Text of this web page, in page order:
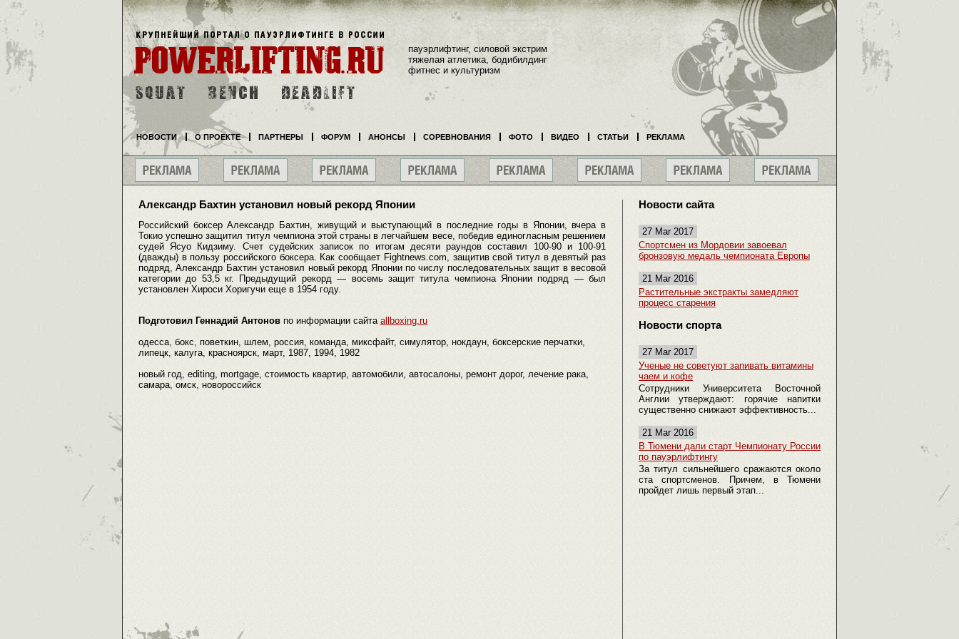
Александр Бахтин установил новый рекорд Японии
Российский боксер Александр Бахтин, живущий и выступающий в последние годы в Японии, вчера в
Токио успешно защитил титул чемпиона этой страны в легчайшем весе, победив единогласным решением
судей Ясуо Кидзиму. Счет судейских записок по итогам десяти раундов составил 100-90 и 100-91
(дважды) в пользу российского боксера. Как сообщает Fightnews.com, защитив свой титул в девятый раз
подряд, Александр Бахтин установил новый рекорд Японии по числу последовательных защит в весовой
категории до 53,5 кг. Предыдущий рекорд — восемь защит титула чемпиона Японии подряд — был
установлен Хироси Хоригучи еще в 1954 году.
Подготовил Геннадий Антонов по информации сайта allboxing.ru
одесса, бокс, поветкин, шлем, россия, команда, миксфайт, симулятор, нокдаун, боксерские перчатки,
липецк, калуга, красноярск, март, 1987, 1994, 1982
новый год, editing, mortgage, стоимость квартир, автомобили, автосалоны, ремонт дорог, лечение рака,
самара, омск, новороссийск
Новости сайта
27 Mar 2017
Спортсмен из Мордовии завоевал
бронзовую медаль чемпионата Европы
21 Mar 2016
Растительные экстракты замедляют
процесс старения
Новости спорта
27 Mar 2017
Ученые не советуют запивать витамины
чаем и кофе
Сотрудники Университета Восточной
Англии утверждают: горячие напитки
существенно снижают эффективность...
21 Mar 2016
В Тюмени дали старт Чемпионату России
по пауэрлифтингу
За титул сильнейшего сражаются около
ста спортсменов. Причем, в Тюмени
пройдет лишь первый этап...
пауэрлифтинг, силовой экстрим
тяжелая атлетика, бодибилдинг
фитнес и культуризм
НОВОСТИ О ПРОЕКТЕ ПАРТНЕРЫ ФОРУМ АНОНСЫ СОРЕВНОВАНИЯ ФОТО ВИДЕО СТАТЬИ РЕКЛАМА